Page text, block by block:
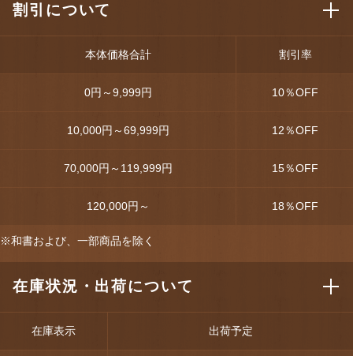
割引について
本体価格合計 割引率
0円～9,999円 10％OFF
10,000円～69,999円 12％OFF
70,000円～119,999円 15％OFF
120,000円～ 18％OFF
※和書および、一部商品を除く
在庫状況・出荷について
在庫表示 出荷予定